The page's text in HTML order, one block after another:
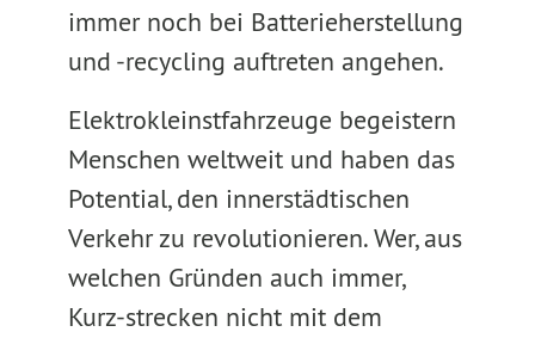
immer noch bei Batterieherstellung
und -recycling auftreten angehen.
Elektrokleinstfahrzeuge begeistern
Menschen weltweit und haben das
Potential, den innerstädtischen
Verkehr zu revolutionieren. Wer, aus
welchen Gründen auch immer,
Kurz-strecken nicht mit dem